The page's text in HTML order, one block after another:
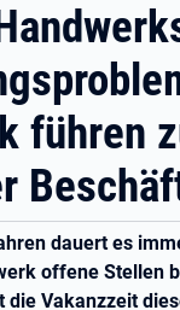
führen
dauert es
offene Stellen
die Vakanzzeit